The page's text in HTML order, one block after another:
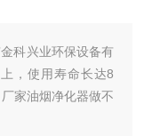
科兴业环保设备有
，使用寿命长达8
家油烟净化器做不